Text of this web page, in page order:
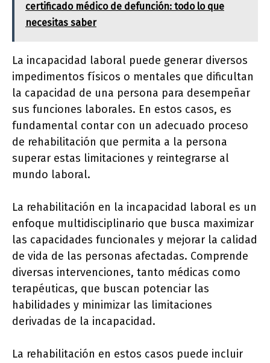
certificado médico de defunción: todo lo que
necesitas saber
La incapacidad laboral puede generar diversos
impedimentos físicos o mentales que dificultan
la capacidad de una persona para desempeñar
sus funciones laborales. En estos casos, es
fundamental contar con un adecuado proceso
de rehabilitación que permita a la persona
superar estas limitaciones y reintegrarse al
mundo laboral.
La rehabilitación en la incapacidad laboral es un
enfoque multidisciplinario que busca maximizar
las capacidades funcionales y mejorar la calidad
de vida de las personas afectadas. Comprende
diversas intervenciones, tanto médicas como
terapéuticas, que buscan potenciar las
habilidades y minimizar las limitaciones
derivadas de la incapacidad.
La rehabilitación en estos casos puede incluir